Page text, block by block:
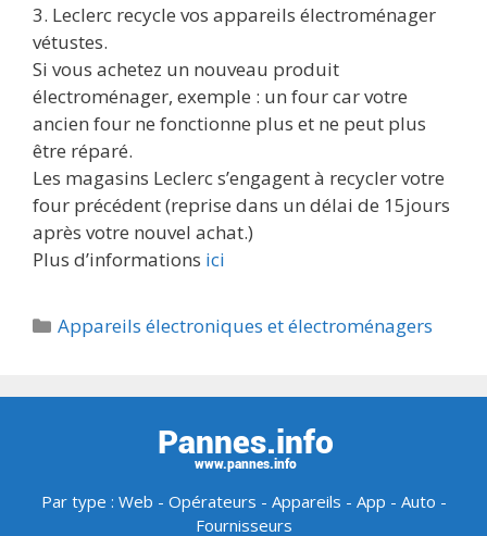
3. Leclerc recycle vos appareils électroménager
vétustes.
Si vous achetez un nouveau produit
électroménager, exemple : un four car votre
ancien four ne fonctionne plus et ne peut plus
être réparé.
Les magasins Leclerc s’engagent à recycler votre
four précédent (reprise dans un délai de 15jours
après votre nouvel achat.)
Plus d’informations ici
Catégories
Appareils électroniques et électroménagers
Par type : Web - Opérateurs - Appareils - App - Auto -
Fournisseurs